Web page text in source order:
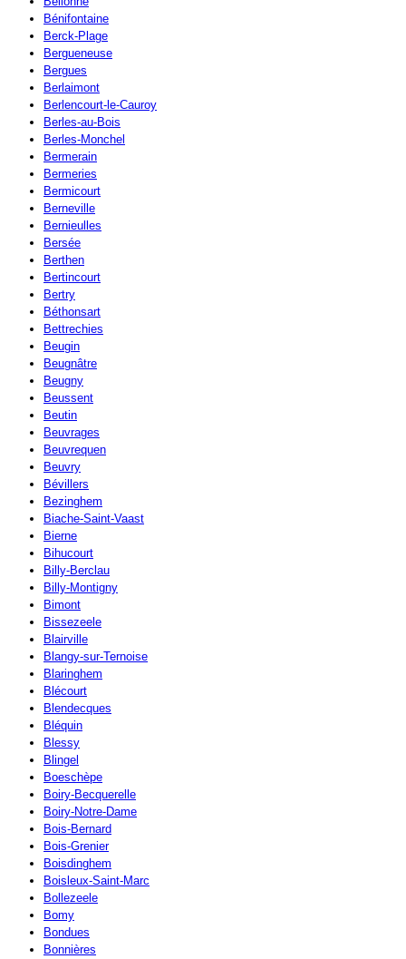
Bénifontaine
Berck-Plage
Bergueneuse
Bergues
Berlaimont
Berlencourt-le-Cauroy
Berles-au-Bois
Berles-Monchel
Bermerain
Bermeries
Bermicourt
Berneville
Bernieulles
Bersée
Berthen
Bertincourt
Bertry
Béthonsart
Bettrechies
Beugin
Beugnâtre
Beugny
Beussent
Beutin
Beuvrages
Beuvrequen
Beuvry
Bévillers
Bezinghem
Biache-Saint-Vaast
Bierne
Bihucourt
Billy-Berclau
Billy-Montigny
Bimont
Bissezeele
Blairville
Blangy-sur-Ternoise
Blaringhem
Blécourt
Blendecques
Bléquin
Blessy
Blingel
Boeschèpe
Boiry-Becquerelle
Boiry-Notre-Dame
Bois-Bernard
Bois-Grenier
Boisdinghem
Boisleux-Saint-Marc
Bollezeele
Bomy
Bondues
Bonnières